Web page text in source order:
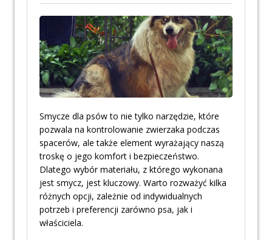
Smycze dla psów to nie tylko narzędzie, które
pozwala na kontrolowanie zwierzaka podczas
spacerów, ale także element wyrażający naszą
troskę o jego komfort i bezpieczeństwo.
Dlatego wybór materiału, z którego wykonana
jest smycz, jest kluczowy. Warto rozważyć kilka
różnych opcji, zależnie od indywidualnych
potrzeb i preferencji zarówno psa, jak i
właściciela.